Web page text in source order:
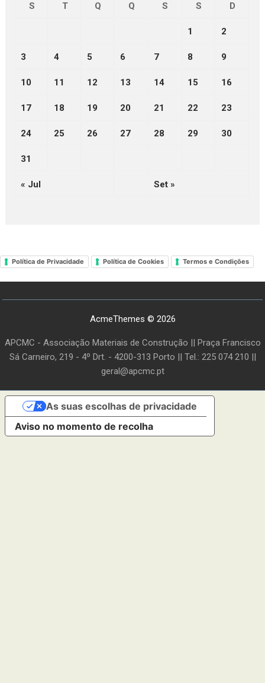
S
T Q Q S S D
1 2
3 4 5 6 7 8 9
10 11 12 13 14 15 16
17 18 19 20 21 22 23
24 25 26 27 28 29 30
31
« Jul Set »
Política de Privacidade Política de Cookies Termos e Condições
AcmeThemes © 2026
APCMC - Associação Materiais de Construção || Praça Francisco
Sá Carneiro, 219 - 4º Drt. - 4200-313 Porto || Tel.: 225 074 210 ||
geral@apcmc.pt
Aviso no momento de recolha
As suas escolhas de privacidade